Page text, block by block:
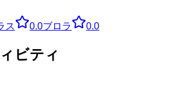
ス 0.0ブロラ 0.0
ビティ